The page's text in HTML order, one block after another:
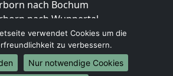
nach Bochum
nach Wuppertal
nach Bielefeld
nach Bonn
nach Münster
verwendet Cookies um die
zu verbessern.
Nur notwendige Cookies